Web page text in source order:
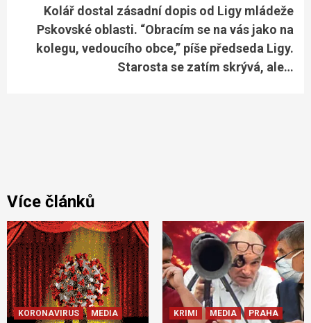
Kolář dostal zásadní dopis od Ligy mládeže
Pskovské oblasti. “Obracím se na vás jako na
kolegu, vedoucího obce,” píše předseda Ligy.
Starosta se zatím skrývá, ale…
Více článků
KORONAVIRUS
MEDIA
KRIMI MEDIA
PRAHA